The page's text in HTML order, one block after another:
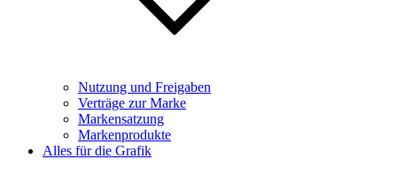
Nutzung und Freigaben
Verträge zur Marke
Markensatzung
Markenprodukte
Alles für die Grafik